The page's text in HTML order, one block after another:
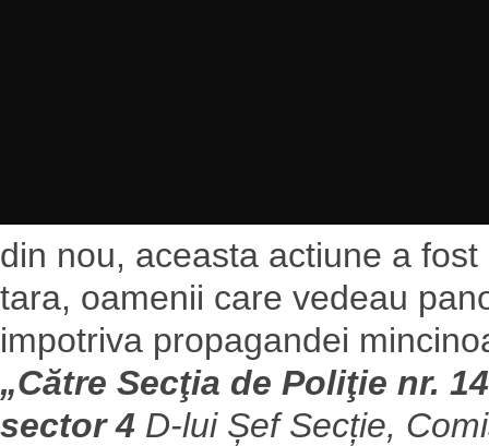
din nou, aceasta actiune a
tara, oamenii care vedeau
impotriva propagandei
„Către Secţia de Poliţie nr.
sector 4 D-lui Șef Secție,